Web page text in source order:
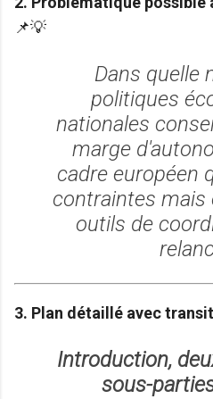
📌💡
Dans quelle
politiques
nationales
marge
cadre européen
contraintes mais
outils de
3. Plan détaillé avec
Introduction,
sous-